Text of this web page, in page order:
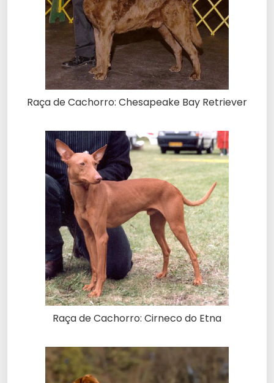
Raça de Cachorro: Chesapeake Bay Retriever
Raça de Cachorro: Cirneco do Etna